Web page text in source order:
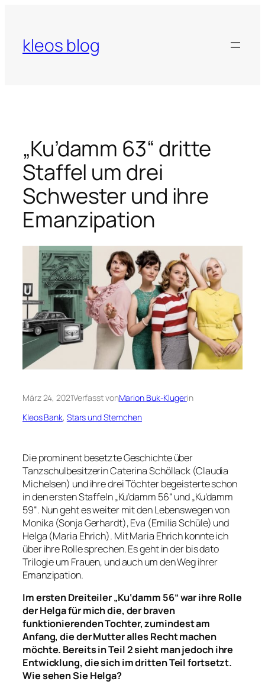
springen
kleos blog
„Ku’damm 63“ dritte
Staffel um drei
Schwester und ihre
Emanzipation
März 24, 2021Verfasst vonMarion Buk-Klugerin
Kleos Bank, Stars und Sternchen
Die prominent besetzte Geschichte über
Tanzschulbesitzerin Caterina Schöllack (Claudia
Michelsen) und ihre drei Töchter begeisterte schon
in den ersten Staffeln „Ku’damm 56“ und „Ku’damm
59“. Nun geht es weiter mit den Lebenswegen von
Monika (Sonja Gerhardt), Eva (Emilia Schüle) und
Helga (Maria Ehrich). Mit Maria Ehrich konnte ich
über ihre Rolle sprechen. Es geht in der bis dato
Trilogie um Frauen, und auch um den Weg ihrer
Emanzipation.
Im ersten Dreiteiler „Ku‘damm 56“ war ihre Rolle
der Helga für mich die, der braven
funktionierenden Tochter, zumindest am
Anfang, die der Mutter alles Recht machen
möchte. Bereits in Teil 2 sieht man jedoch ihre
Entwicklung, die sich im dritten Teil fortsetzt.
Wie sehen Sie Helga?